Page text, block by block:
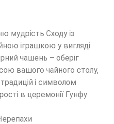
мудрість Сходу із
іграшкою у вигляді
чашень – оберіг
вашого чайного столу,
і символом
в церемонії Гунфу